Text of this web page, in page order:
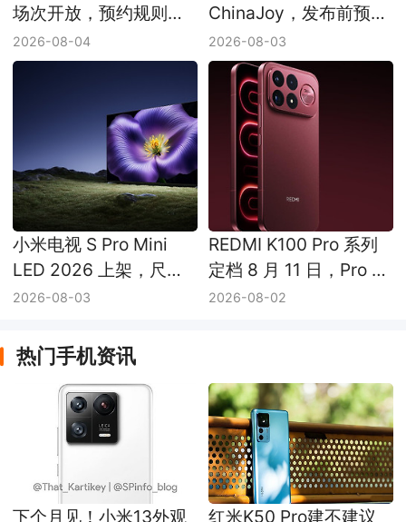
场次开放，预约规则同
步更新
2026-08-04
ChinaJoy，发布前预热
节奏加快
2026-08-03
小米电视 S Pro Mini
LED 2026 上架，尺寸
和价格信息公布
2026-08-03
REDMI K100 Pro 系列
定档 8 月 11 日，Pro 和
Pro Max 有哪些区别
2026-08-02
热门手机资讯
下个月见！小米13外观
红米K50 Pro建不建议